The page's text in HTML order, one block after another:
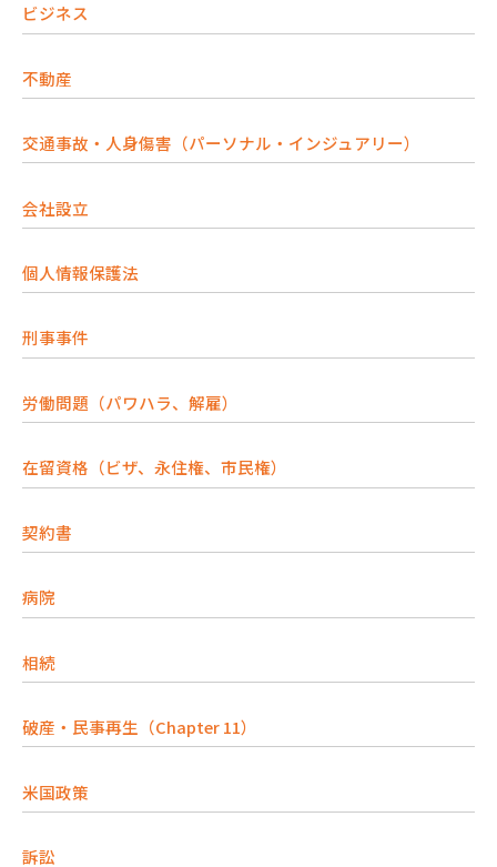
ビジネス
不動産
交通事故・人身傷害（パーソナル・インジュアリー）
会社設立
個人情報保護法
刑事事件
労働問題（パワハラ、解雇）
在留資格（ビザ、永住権、市民権）
契約書
病院
相続
破産・民事再生（Chapter 11）
米国政策
訴訟